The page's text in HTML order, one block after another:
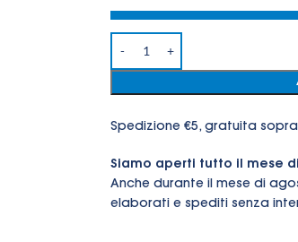
Spedizione €5, gratuita sopra
Siamo aperti tutto il mese
Anche durante il mese di
elaborati e spediti senza